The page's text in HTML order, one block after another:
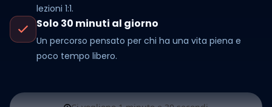
lezioni 1:1.
Solo 30 minuti al giorno
Un percorso pensato per chi ha una vita piena e
poco tempo libero.